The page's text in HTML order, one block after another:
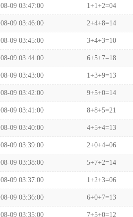
08-09 03:47:00 1+1+2=04
08-09 03:46:00 2+4+8=14
08-09 03:45:00 3+4+3=10
08-09 03:44:00 6+5+7=18
08-09 03:43:00 1+3+9=13
08-09 03:42:00 9+5+0=14
08-09 03:41:00 8+8+5=21
08-09 03:40:00 4+5+4=13
08-09 03:39:00 2+0+4=06
08-09 03:38:00 5+7+2=14
08-09 03:37:00 1+2+3=06
08-09 03:36:00 6+0+7=13
08-09 03:35:00 7+5+0=12